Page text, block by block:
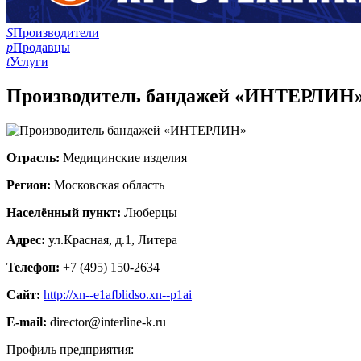
SПроизводители
pПродавцы
tУслуги
Производитель бандажей
Отрасль: Медицинские изделия
Регион: Московская область
Населённый пункт: Люберцы
Адрес: ул.Красная, д.1, Литера
Телефон: +7 (495) 150-2634
Сайт: http://xn--e1afblidso.xn--p1ai
E-mail: director@interline-k.ru
Профиль предприятия: